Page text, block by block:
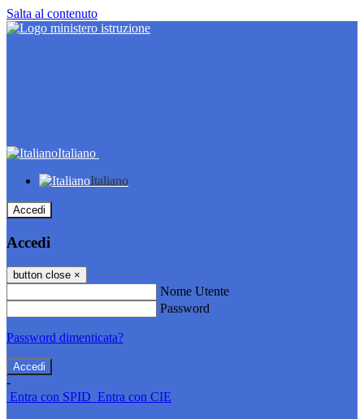
Salta al contenuto
Italiano
Italiano
Accedi
Accedi
button close ×
Nome Utente
Password
Password dimenticata?
-
Entra con SPID Entra con CIE